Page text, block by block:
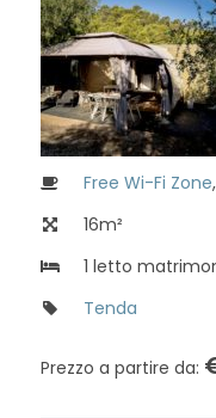
Free Wi-Fi Zone,
16m²
1 letto
Tenda
Prezzo a partire da: